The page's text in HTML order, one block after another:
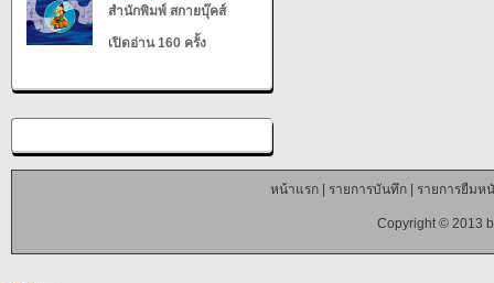
สำนักพิมพ์ สกายบุ๊คส์
เปิดอ่าน 160 ครั้ง
หน้าแรก| รายการบันทึก| รายการยืมห
Copyright © 2013